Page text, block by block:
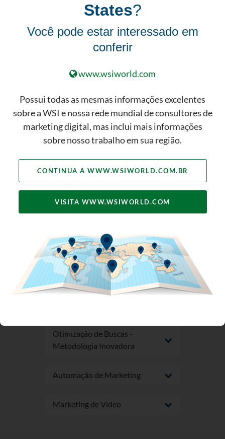
No passado, as empresas eram
responsáveis apenas por manter a
comunidades locais. Agora, com a
comunidade está espalhada por
todo o mundo.
Criando seu Buyer- Persona
Marketing de Conteúdo
Otimização de Buscas -
Metodologia Inovadora
Automação de Marketing
Marketing de Vídeo
States?
Você pode estar interessado em
conferir
www.wsiworld.com
Possui todas as mesmas informações excelentes
sobre a WSI e nossa rede mundial de consultores de
marketing digital, mas inclui mais informações
sobre nosso trabalho em sua região.
CONTINUA A WWW.WSIWORLD.COM.BR
VISITA WWW.WSIWORLD.COM